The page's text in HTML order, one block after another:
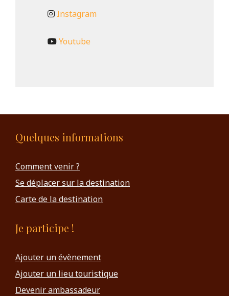
Instagram
Youtube
Quelques informations
Comment venir ?
Se déplacer sur la destination
Carte de la destination
Je participe !
Ajouter un évènement
Ajouter un lieu touristique
Devenir ambassadeur